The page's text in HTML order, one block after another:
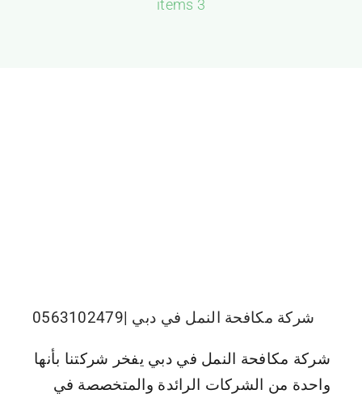
3 items
شركة مكافحة النمل في دبي |0563102479
شركة مكافحة النمل في دبي يفخر شركتنا بأنها
واحدة من الشركات الرائدة والمتخصصة في